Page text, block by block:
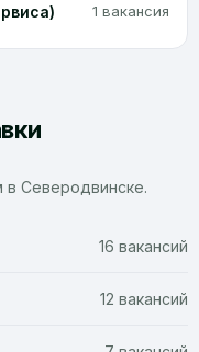
1 вакансия
в Северодвинске.
16 вакансий
12 вакансий